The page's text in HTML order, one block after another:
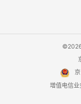
增值电信